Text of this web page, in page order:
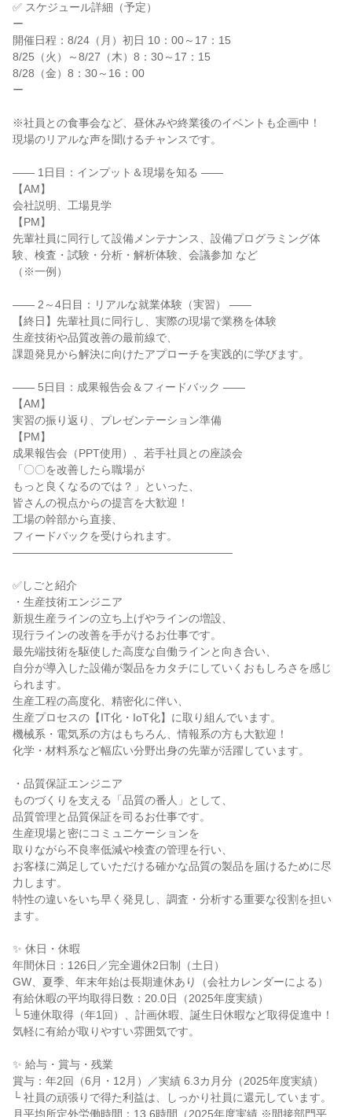
✅ スケジュール詳細（予定）
ー
開催日程：8/24（月）初日 10：00～17：15
8/25（火）～8/27（木）8：30～17：15
8/28（金）8：30～16：00
ー
※社員との食事会など、昼休みや終業後のイベントも企画中！
現場のリアルな声を聞けるチャンスです。
―― 1日目：インプット＆現場を知る ――
【AM】
会社説明、工場見学
【PM】
先輩社員に同行して設備メンテナンス、設備プログラミング体
験、検査・試験・分析・解析体験、会議参加 など
（※一例）
―― 2～4日目：リアルな就業体験（実習） ――
【終日】先輩社員に同行し、実際の現場で業務を体験
生産技術や品質改善の最前線で、
課題発見から解決に向けたアプローチを実践的に学びます。
―― 5日目：成果報告会＆フィードバック ――
【AM】
実習の振り返り、プレゼンテーション準備
【PM】
成果報告会（PPT使用）、若手社員との座談会
「〇〇を改善したら職場が
もっと良くなるのでは？」といった、
皆さんの視点からの提言を大歓迎！
工場の幹部から直接、
フィードバックを受けられます。
――――――――――――――――――――
✅しごと紹介
・生産技術エンジニア
新規生産ラインの立ち上げやラインの増設、
現行ラインの改善を手がけるお仕事です。
最先端技術を駆使した高度な自働ラインと向き合い、
自分が導入した設備が製品をカタチにしていくおもしろさを感じ
られます。
生産工程の高度化、精密化に伴い、
生産プロセスの【IT化・IoT化】に取り組んでいます。
機械系・電気系の方はもちろん、情報系の方も大歓迎！
化学・材料系など幅広い分野出身の先輩が活躍しています。
・品質保証エンジニア
ものづくりを支える「品質の番人」として、
品質管理と品質保証を司るお仕事です。
生産現場と密にコミュニケーションを
取りながら不良率低減や検査の管理を行い、
お客様に満足していただける確かな品質の製品を届けるために尽
力します。
特性の違いをいち早く発見し、調査・分析する重要な役割を担い
ます。
✨ 休日・休暇
年間休日：126日／完全週休2日制（土日）
GW、夏季、年末年始は長期連休あり（会社カレンダーによる）
有給休暇の平均取得日数：20.0日（2025年度実績）
└ 5連休取得（年1回）、計画休暇、誕生日休暇など取得促進中！
気軽に有給が取りやすい雰囲気です。
✨ 給与・賞与・残業
賞与：年2回（6月・12月）／実績 6.3カ月分（2025年度実績）
└ 社員の頑張りで得た利益は、しっかり社員に還元しています。
月平均所定外労働時間：13.6時間（2025年度実績 ※間接部門平